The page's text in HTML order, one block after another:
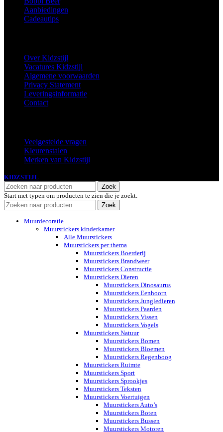
Aanbiedingen
Cadeautips
Over Kidzstijl
Vacatures Kidzstijl
Algemene voorwaarden
Privacy Statement
Leveringsinformatie
Contact
Veelgestelde vragen
Kleurenstalen
Merken van Kidzstijl
KIDZSTIJL
Zoek
Start met typen om producten te zien die je zoekt.
Zoek
Muurdecoratie
Muurstickers kinderkamer
Alle Muurstickers
Muurstickers per thema
Muurstickers Boerderij
Muurstickers Brandweer
Muurstickers Constructie
Muurstickers Dieren
Muurstickers Dinosaurus
Muurstickers Eenhoorn
Muurstickers Jungledieren
Muurstickers Paarden
Muurstickers Vissen
Muurstickers Vogels
Muurstickers Natuur
Muurstickers Bomen
Muurstickers Bloemen
Muurstickers Regenboog
Muurstickers Ruimte
Muurstickers Sport
Muurstickers Sprookjes
Muurstickers Teksten
Muurstickers Voertuigen
Muurstickers Auto’s
Muurstickers Boten
Muurstickers Bussen
Muurstickers Motoren